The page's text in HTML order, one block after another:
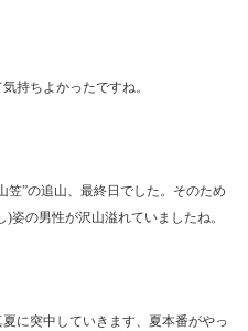
持ちよかったですね。
笠”の追山、最終日でした。そのため
姿の男性が沢山溢れていましたね。
に突中していきます、夏本番がやっ